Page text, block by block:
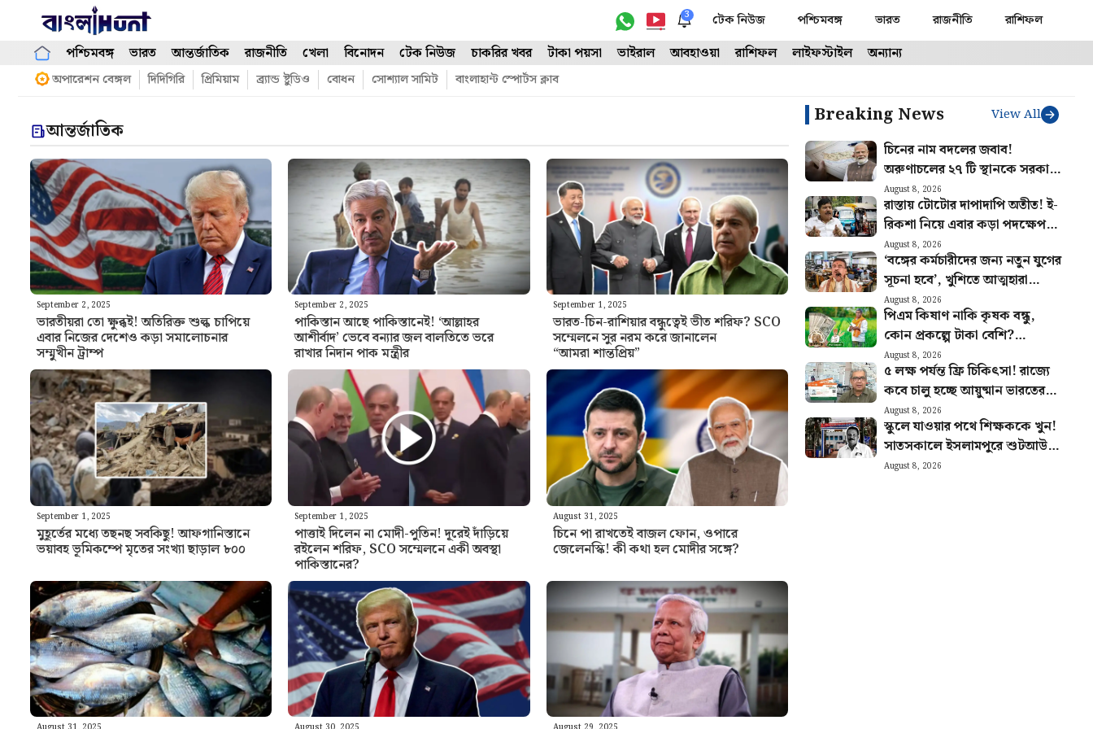
content
3 টেক নিউজ পশ্চিমবঙ্গ ভারত রাজনীতি রাশিফল
পশ্চিমবঙ্গ ভারত আন্তর্জাতিক রাজনীতি খেলা বিনোদন টেক নিউজ চাকরির খবর টাকা পয়সা ভাইরাল আবহাওয়া রাশিফল লাইফস্টাইল অন্যান্য
অপারেশন বেঙ্গল দিদিগিরি প্রিমিয়াম ব্র্যান্ড ষ্টুডিও বোধন সোশ্যাল সামিট বাংলাহান্ট স্পোর্টস ক্লাব
আন্তর্জাতিক
September 2, 2025
ভারতীয়রা তো ক্ষুব্ধই! অতিরিক্ত শুল্ক চাপিয়ে
এবার নিজের দেশেও কড়া সমালোচনার
সম্মুখীন ট্রাম্প
September 2, 2025
পাকিস্তান আছে পাকিস্তানেই! ‘আল্লাহর
আশীর্বাদ’ ভেবে বন্যার জল বালতিতে ভরে
রাখার নিদান পাক মন্ত্রীর
September 1, 2025
ভারত-চিন-রাশিয়ার বন্ধুত্বেই ভীত শরিফ? SCO
সম্মেলনে সুর নরম করে জানালেন
“আমরা শান্তপ্রিয়”
September 1, 2025
মুহূর্তের মধ্যে তছনছ সবকিছু! আফগানিস্তানে
ভয়াবহ ভূমিকম্পে মৃতের সংখ্যা ছাড়াল ৮০০
September 1, 2025
পাত্তাই দিলেন না মোদী-পুতিন! দূরেই দাঁড়িয়ে
রইলেন শরিফ, SCO সম্মেলনে একী অবস্থা
পাকিস্তানের?
August 31, 2025
চিনে পা রাখতেই বাজল ফোন, ওপারে
জেলেনস্কি! কী কথা হল মোদীর সঙ্গে?
Breaking News View All
চিনের নাম বদলের জবাব!
অরুণাচলের ২৭ টি স্থানকে সরকারি
মানচিত্রে অন্তর্ভুক্ত করল ভারত
August 8, 2026
রাস্তায় টোটোর দাপাদাপি অতীত! ই-
রিকশা নিয়ে এবার কড়া পদক্ষেপ
পরিবহণ দফতরের
August 8, 2026
‘বঙ্গের কর্মচারীদের জন্য নতুন যুগের
সূচনা হবে’, খুশিতে আত্মহারা
সরকারি কর্মচারীরা
August 8, 2026
পিএম কিষাণ নাকি কৃষক বন্ধু,
কোন প্রকল্পে টাকা বেশি?
কোনটায় বেশি সুবিধা জানুন
August 8, 2026
৫ লক্ষ পর্যন্ত ফ্রি চিকিৎসা! রাজ্যে
কবে চালু হচ্ছে আয়ুষ্মান ভারতের
পরিষেবা? জানালেন স্বাস্থ্যমন্ত্রী
August 8, 2026
স্কুলে যাওয়ার পথে শিক্ষককে খুন!
সাতসকালে ইসলামপুরে শুটআউট,
তদন্তে পুলিশ
August 8, 2026